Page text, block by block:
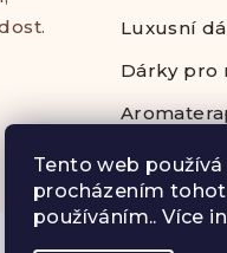
Tento web
procházením
používáním.. Více
Luxusní
Dárky pro